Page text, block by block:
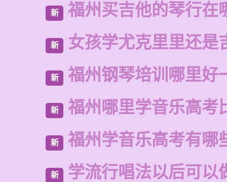
新 福州买吉他的琴行在
新 女孩学尤克里里还是
新 福州钢琴培训哪里好
新 福州哪里学音乐高考
新 福州学音乐高考有哪
新 学流行唱法以后可以